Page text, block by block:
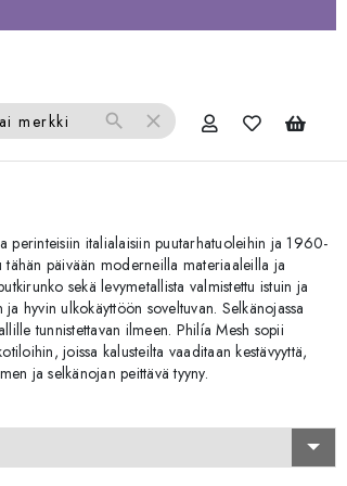
merkki search close
perinteisiin italialaisiin puutarhatuoleihin ja 1960-
päivään moderneilla materiaaleilla ja
sekä levymetallista valmistettu istuin ja
hyvin ulkokäyttöön soveltuvan. Selkänojassa
tunnistettavan ilmeen. Philía Mesh sopii
joissa kalusteilta vaaditaan kestävyyttä,
ja selkänojan peittävä tyyny.